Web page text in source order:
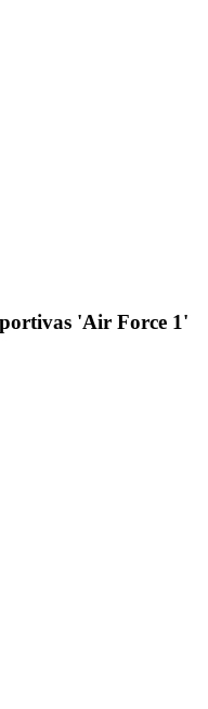
'Air Force 1'